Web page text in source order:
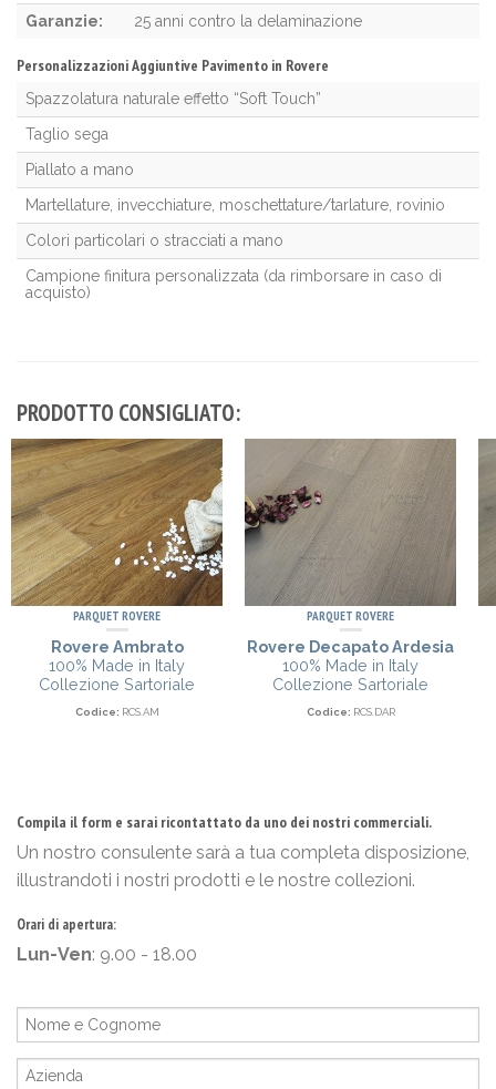
Garanzie: 25 anni contro la delaminazione
Personalizzazioni Aggiuntive Pavimento in Rovere
Spazzolatura naturale effetto “Soft Touch”
Taglio sega
Piallato a mano
Martellature, invecchiature, moschettature/tarlature, rovinio
Colori particolari o stracciati a mano
Campione finitura personalizzata (da rimborsare in caso di
acquisto)
PRODOTTO CONSIGLIATO:
PARQUET ROVERE
Rovere Ambrato
100% Made in Italy
Collezione Sartoriale
Codice: RCS.AM
PARQUET ROVERE
Rovere Decapato Ardesia
100% Made in Italy
Collezione Sartoriale
Codice: RCS.DAR
Compila il form e sarai ricontattato da uno dei nostri commerciali.
Un nostro consulente sarà a tua completa disposizione,
illustrandoti i nostri prodotti e le nostre collezioni.
Orari di apertura:
Lun-Ven: 9.00 - 18.00